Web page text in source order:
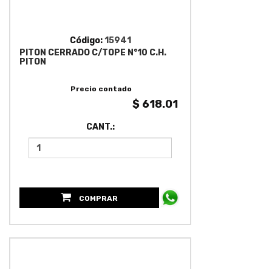
Código:15941
PITON CERRADO C/TOPE N°10 C.H.
PITON
Precio contado
$ 618.01
CANT.:
COMPRAR